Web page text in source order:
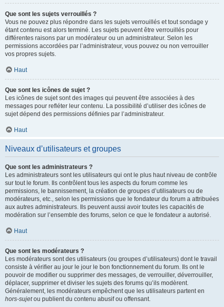
Que sont les sujets verrouillés ?
Vous ne pouvez plus répondre dans les sujets verrouillés et tout sondage y
étant contenu est alors terminé. Les sujets peuvent être verrouillés pour
différentes raisons par un modérateur ou un administrateur. Selon les
permissions accordées par l’administrateur, vous pouvez ou non verrouiller
vos propres sujets.
Haut
Que sont les icônes de sujet ?
Les icônes de sujet sont des images qui peuvent être associées à des
messages pour refléter leur contenu. La possibilité d’utiliser des icônes de
sujet dépend des permissions définies par l’administrateur.
Haut
Niveaux d’utilisateurs et groupes
Que sont les administrateurs ?
Les administrateurs sont les utilisateurs qui ont le plus haut niveau de contrôle
sur tout le forum. Ils contrôlent tous les aspects du forum comme les
permissions, le bannissement, la création de groupes d’utilisateurs ou de
modérateurs, etc., selon les permissions que le fondateur du forum a attribuées
aux autres administrateurs. Ils peuvent aussi avoir toutes les capacités de
modération sur l’ensemble des forums, selon ce que le fondateur a autorisé.
Haut
Que sont les modérateurs ?
Les modérateurs sont des utilisateurs (ou groupes d’utilisateurs) dont le travail
consiste à vérifier au jour le jour le bon fonctionnement du forum. Ils ont le
pouvoir de modifier ou supprimer des messages, de verrouiller, déverrouiller,
déplacer, supprimer et diviser les sujets des forums qu’ils modèrent.
Généralement, les modérateurs empêchent que les utilisateurs partent en
hors-sujetou publient du contenu abusif ou offensant.